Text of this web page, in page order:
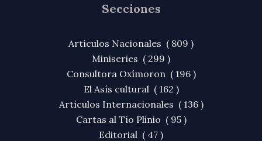
Secciones
Artículos Nacionales ( 809 )
Miniseries ( 299 )
Consultora Oxímoron ( 196 )
El Asís cultural ( 162 )
Artículos Internacionales ( 136 )
Cartas al Tío Plinio ( 95 )
Editorial ( 47 )